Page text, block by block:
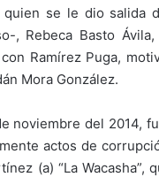
quien se le dio salida
, Rebeca Basto
Ramírez Puga,
Mora González.
noviembre del 2014,
actos de
(a) “La